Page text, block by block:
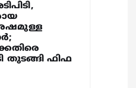
തുടങ്ങി ഫിഫ